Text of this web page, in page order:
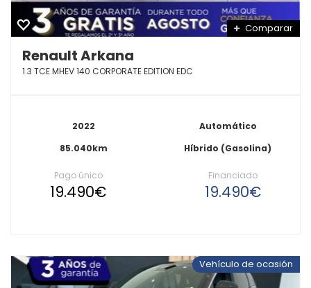
Comparar
Renault Arkana
1.3 TCE MHEV 140 CORPORATE EDITION EDC
2022
85.040km
Automático
Híbrido (Gasolina)
Pago único
19.490€
Financiado
19.490€
Vehículo de ocasión